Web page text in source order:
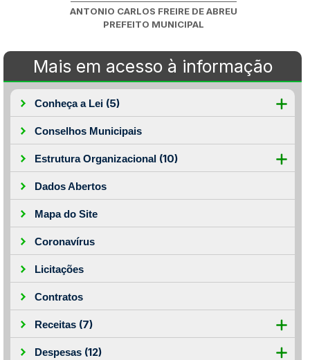
ANTONIO CARLOS FREIRE DE ABREU
PREFEITO MUNICIPAL
Mais em acesso à informação
Conheça a Lei (5)
Conselhos Municipais
Estrutura Organizacional (10)
Dados Abertos
Mapa do Site
Coronavírus
Licitações
Contratos
Receitas (7)
Despesas (12)